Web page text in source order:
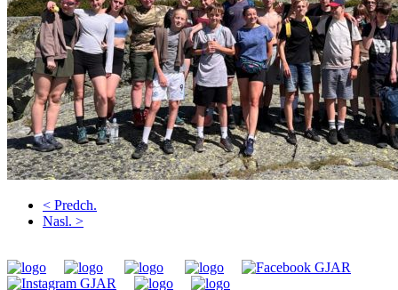
< Predch.
Nasl. >